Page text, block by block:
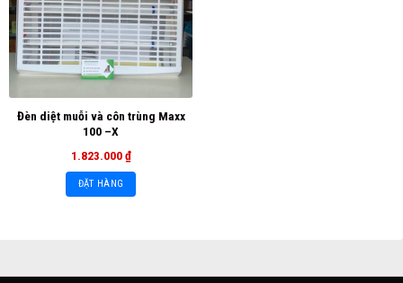
Đèn diệt muỗi và côn trùng Maxx
100 –X
1.823.000₫
ĐẶT HÀNG